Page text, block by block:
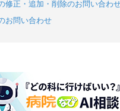
修正・追加・削除のお問い合わ
お問い合わせ